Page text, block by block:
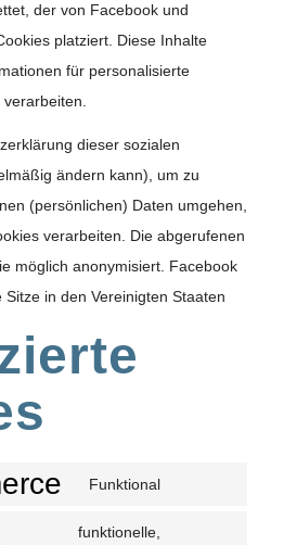
der von Facebook und
platziert. Diese Inhalte
für personalisierte
dieser sozialen
ändern kann), um zu
(persönlichen) Daten umgehen,
verarbeiten. Die abgerufenen
möglich anonymisiert. Facebook
in den Vereinigten Staaten
Funktional
funktionelle,